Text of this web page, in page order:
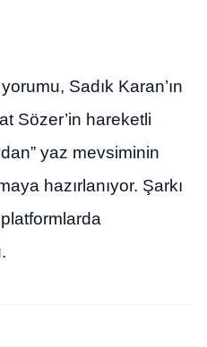
Sadık Karan’ın
Sözer’in hareketli
yaz mevsiminin
hazırlanıyor. Şarkı